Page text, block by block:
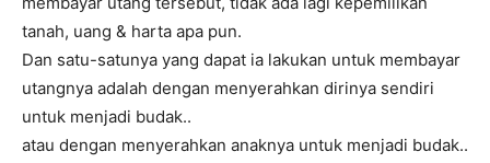
tanah, uang & harta apa pun.
Dan satu-satunya yang dapat ia lakukan untuk membayar
utangnya adalah dengan menyerahkan dirinya sendiri
untuk menjadi budak..
atau dengan menyerahkan anaknya untuk menjadi budak..